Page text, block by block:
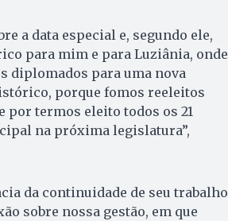
a data especial e, segundo ele,
para mim e para Luziânia, onde
diplomados para uma nova
porque fomos reeleitos
termos eleito todos os 21
na próxima legislatura”,
da continuidade de seu trabalho
sobre nossa gestão, em que